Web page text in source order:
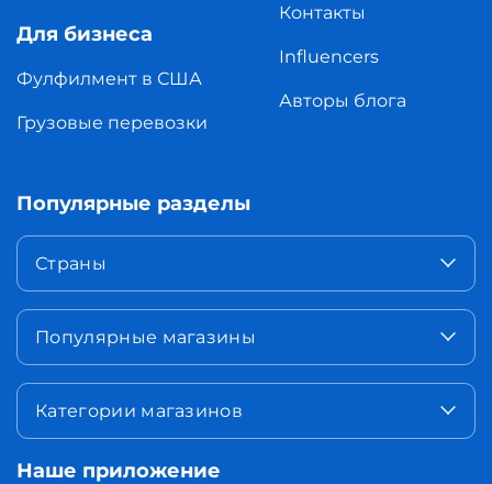
Для бизнеса
Фулфилмент в США
Грузовые перевозки
Контакты
Influencers
Авторы блога
Популярные разделы
Страны
Популярные магазины
Категории магазинов
Наше приложение